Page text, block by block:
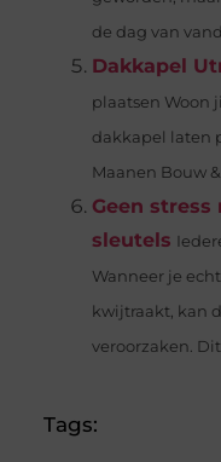
de dag van
Dakkapel
plaatsen Woon
dakkapel laten
Maanen Bouw
Geen
sleutels
Wanneer je
kwijtraakt, kan
veroorzaken.
Tags: